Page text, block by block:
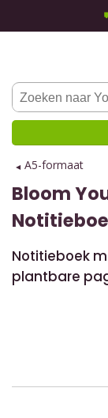
A5-formaat
Bloom
Notitieboek
plantbare